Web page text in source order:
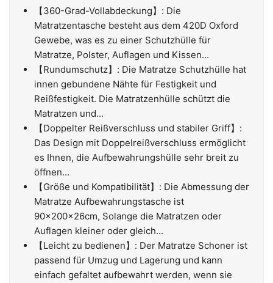
【360-Grad-Vollabdeckung】: Die
Matratzentasche besteht aus dem 420D Oxford
Gewebe, was es zu einer Schutzhülle für
Matratze, Polster, Auflagen und Kissen...
【Rundumschutz】: Die Matratze Schutzhülle hat
innen gebundene Nähte für Festigkeit und
Reißfestigkeit. Die Matratzenhülle schützt die
Matratzen und...
【Doppelter Reißverschluss und stabiler Griff】:
Das Design mit Doppelreißverschluss ermöglicht
es Ihnen, die Aufbewahrungshülle sehr breit zu
öffnen...
【Größe und Kompatibilität】: Die Abmessung der
Matratze Aufbewahrungstasche ist
90x200x26cm, Solange die Matratzen oder
Auflagen kleiner oder gleich...
【Leicht zu bedienen】: Der Matratze Schoner ist
passend für Umzug und Lagerung und kann
einfach gefaltet aufbewahrt werden, wenn sie